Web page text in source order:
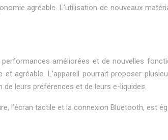
agréable. L’utilisation de nouveaux
améliorées et de nouvelles
agréable. L’appareil pourrait proposer
leurs préférences et de leurs e-liquides.
l’écran tactile et la connexion Bluetooth, est